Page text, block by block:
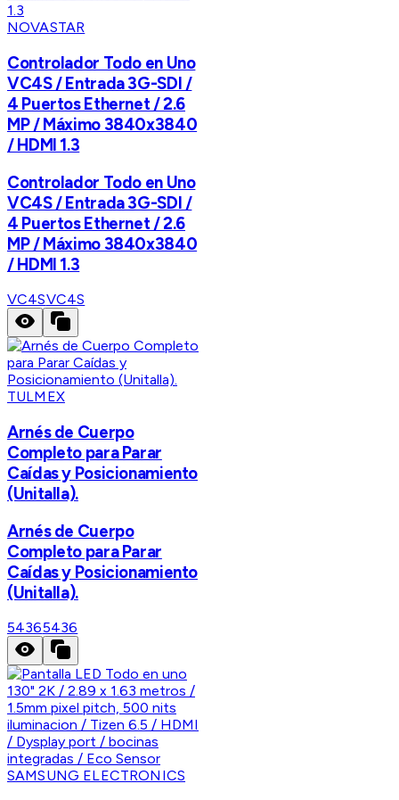
NOVASTAR
Controlador Todo en Uno
VC4S / Entrada 3G-SDI /
4 Puertos Ethernet / 2.6
MP / Máximo 3840x3840
/ HDMI 1.3
Controlador Todo en Uno
VC4S / Entrada 3G-SDI /
4 Puertos Ethernet / 2.6
MP / Máximo 3840x3840
/ HDMI 1.3
VC4SVC4S
TULMEX
Arnés de Cuerpo
Completo para Parar
Caídas y Posicionamiento
(Unitalla).
Arnés de Cuerpo
Completo para Parar
Caídas y Posicionamiento
(Unitalla).
54365436
SAMSUNG ELECTRONICS